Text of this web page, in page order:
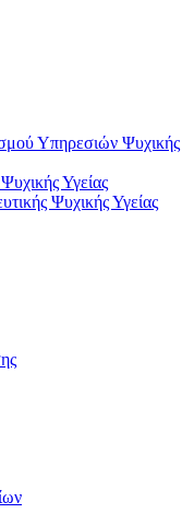
Υπηρεσιών Ψυχικής
Υγείας
Ψυχικής Υγείας